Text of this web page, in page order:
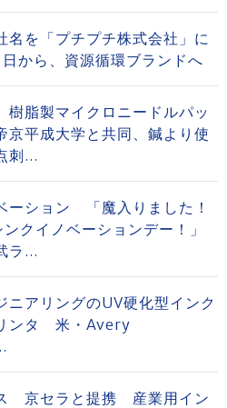
を「プチプチ株式会社」に
から、資源循環ブランドへ
脂製マイクロニードルパッ
平成大学と共同、鍼より使
刺...
ーション 「魔入りました！
クイノベーションデー！」
ラ...
ニアリングのUV硬化型インク
ンタ 米・Avery
京セラと提携 産業用イン